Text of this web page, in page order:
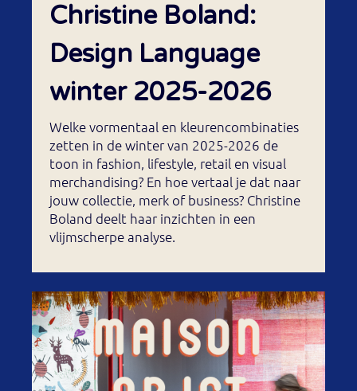
Christine Boland:
Design Language
winter 2025-2026
Welke vormentaal en kleurencombinaties
zetten in de winter van 2025-2026 de
toon in fashion, lifestyle, retail en visual
merchandising? En hoe vertaal je dat naar
jouw collectie, merk of business? Christine
Boland deelt haar inzichten in een
vlijmscherpe analyse.